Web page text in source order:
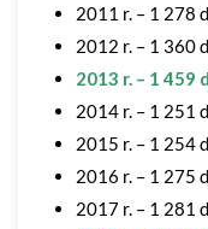
2011 r. – 1 278
2012 r. – 1 360
2013 r. – 1 459
2014 r. – 1 251
2015 r. – 1 254
2016 r. – 1 275
2017 r. – 1 281